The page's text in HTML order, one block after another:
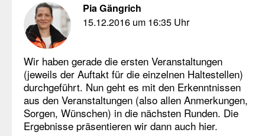
Pia Gängrich
15.12.2016 um 16:35 Uhr
Wir haben gerade die ersten Veranstaltungen
(jeweils der Auftakt für die einzelnen Haltestellen)
durchgeführt. Nun geht es mit den Erkenntnissen
aus den Veranstaltungen (also allen Anmerkungen,
Sorgen, Wünschen) in die nächsten Runden. Die
Ergebnisse präsentieren wir dann auch hier.